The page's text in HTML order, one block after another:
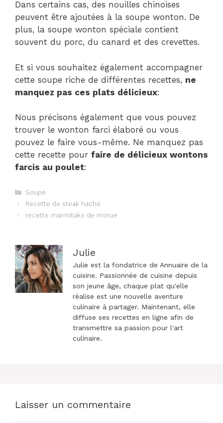
Dans certains cas, des nouilles chinoises
peuvent être ajoutées à la soupe wonton. De
plus, la soupe wonton spéciale contient
souvent du porc, du canard et des crevettes.
Et si vous souhaitez également accompagner
cette soupe riche de différentes recettes, ne
manquez pas ces plats délicieux:
Nous précisons également que vous pouvez
trouver le wonton farci élaboré ou vous
pouvez le faire vous-même. Ne manquez pas
cette recette pour faire de délicieux wontons
farcis au poulet:
Catégories
Soupe
Navigation
des
Recette de steak haché
recette marmitako de morue
Julie
Julie est la fondatrice de Annuaire de la
cuisine. Passionnée de cuisine depuis
son jeune âge, chaque plat qu'elle
réalise est une nouvelle aventure
culinaire à partager. Maintenant, elle
diffuse ses recettes en ligne afin de
transmettre sa passion pour l'art
culinaire.
Laisser un commentaire